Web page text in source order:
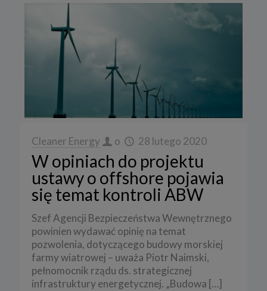
Cleaner Energy o 28 lutego 2020
W opiniach do projektu
ustawy o offshore pojawia
się temat kontroli ABW
Szef Agencji Bezpieczeństwa Wewnętrznego
powinien wydawać opinię na temat
pozwolenia, dotyczącego budowy morskiej
farmy wiatrowej – uważa Piotr Naimski,
pełnomocnik rządu ds. strategicznej
infrastruktury energetycznej. „Budowa […]